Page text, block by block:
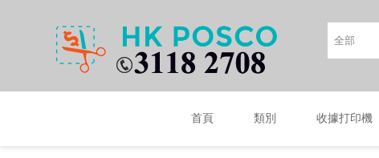
首頁 類別 收據打印機